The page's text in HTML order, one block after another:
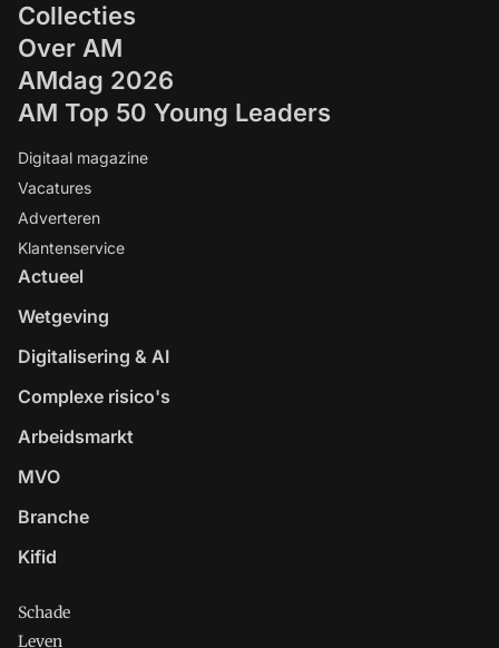
Collecties
Over AM
AMdag 2026
AM Top 50 Young Leaders
Digitaal magazine
Vacatures
Adverteren
Klantenservice
Actueel
Wetgeving
Digitalisering & AI
Complexe risico's
Arbeidsmarkt
MVO
Branche
Kifid
Schade
Leven